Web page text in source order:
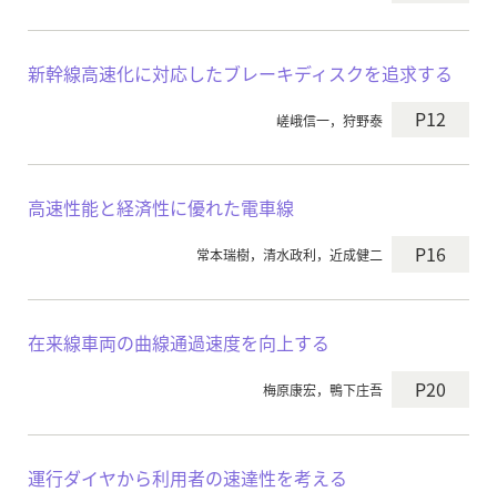
新幹線高速化に対応したブレーキディスクを追求する
嵯峨信一，狩野泰 P12
高速性能と経済性に優れた電車線
常本瑞樹，清水政利，近成健二 P16
在来線車両の曲線通過速度を向上する
梅原康宏，鴨下庄吾 P20
運行ダイヤから利用者の速達性を考える